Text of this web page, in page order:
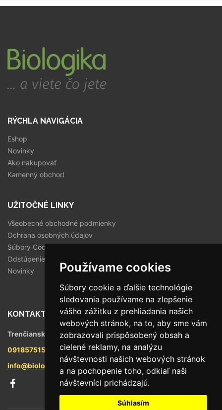
Používame cookies
Súbory cookie a ďalšie technológie
sledovania používame na zlepšenie
vášho zážitku z prehliadania našich
webových stránok, na to, aby sme vám
zobrazovali prispôsobený obsah a
cielené reklamy, na analýzu
návštevnosti našich webových stránok
a na pochopenie toho, odkiaľ naši
návštevníci prichádzajú.
Súhlasím
RÝCHLA NAVIGÁCIA
Eshop
Novinky
Ako nakupovať
Kamenný obchod
UŽITOČNÉ LINKY
Všeobecné obchodné podmienky
Ochrana osobných údajov
Súbory Cookies
Odstúpenie od zmluvy
Novinky
KONTAKT
Trenčianska 56/F, 821 09 Bratislava
0918575158
info@biologika.sk